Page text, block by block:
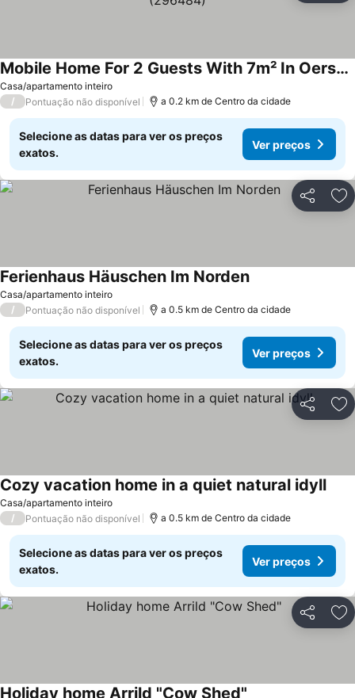
Casa/apartamento inteiro
Mobile Home For 2 Guests With 7m² In Oersberg (296484)
/ Pontuação não disponível a 0.2 km de Centro da cidade
Selecione as datas para ver os preços
exatos.
Ver preços
Partilhar
Casa/apartamento inteiro
Ferienhaus Häuschen Im Norden
/ Pontuação não disponível a 0.5 km de Centro da cidade
Selecione as datas para ver os preços
exatos.
Ver preços
Partilhar
Casa/apartamento inteiro
Cozy vacation home in a quiet natural idyll
/ Pontuação não disponível a 0.5 km de Centro da cidade
Selecione as datas para ver os preços
exatos.
Ver preços
Partilhar
Holiday home Arrild "Cow Shed"